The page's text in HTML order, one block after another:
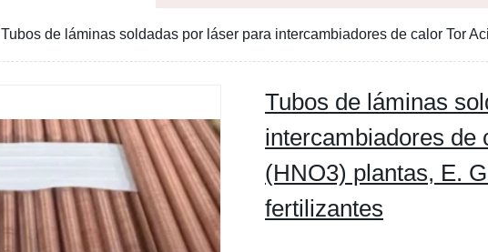
Tubos de láminas soldadas por láser para intercambiadores de calor Tor
Tubos de láminas
intercambiadores de
(HNO3) plantas, E.
fertilizantes